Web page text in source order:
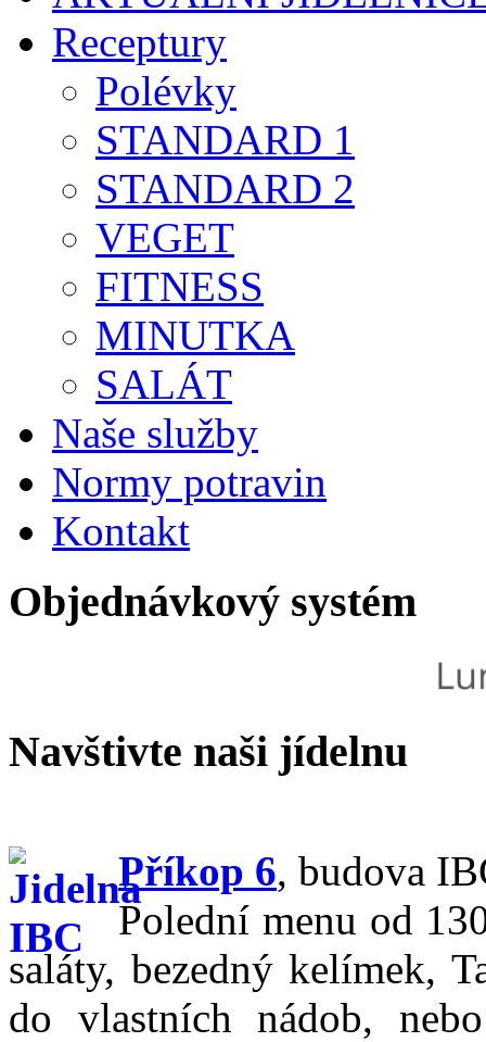
Receptury
Polévky
STANDARD 1
STANDARD 2
VEGET
FITNESS
MINUTKA
SALÁT
Naše služby
Normy potravin
Kontakt
Objednávkový systém
Navštivte naši jídelnu
Příkop 6, budova
Polední menu od
saláty, bezedný kelímek,
do vlastních nádob,